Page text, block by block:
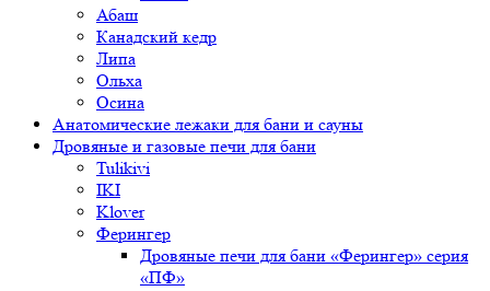
Абаш
Канадский кедр
Липа
Ольха
Осина
Анатомические лежаки для бани и сауны
Дровяные и газовые печи для бани
Tulikivi
IKI
Klover
Ферингер
Дровяные печи для бани «Ферингер» серия
«ПФ»